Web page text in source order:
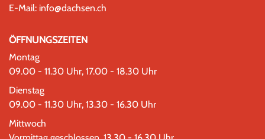
E-Mail: info@dachsen.ch
ÖFFNUNGSZEITEN
Montag
09.00 - 11.30 Uhr, 17.00 - 18.30 Uhr
Dienstag
09.00 - 11.30 Uhr, 13.30 - 16.30 Uhr
Mittwoch